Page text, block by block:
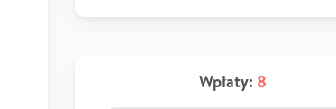
Wpłaty: 8